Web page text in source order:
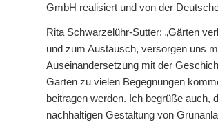
GmbH realisiert und von der
Rita Schwarzelühr-Sutter: „Gärten
und zum Austausch, versorgen uns
Auseinandersetzung mit der
Garten zu vielen Begegnungen
beitragen werden. Ich begrüße auch,
nachhaltigen Gestaltung von